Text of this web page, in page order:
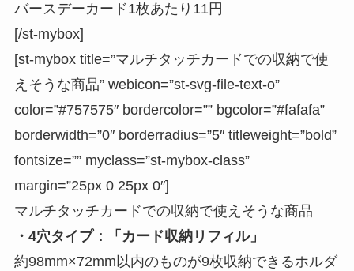
バースデーカード1枚あたり11円
[/st-mybox]
[st-mybox title=”マルチタッチカードでの収納で使
えそうな商品” webicon=”st-svg-file-text-o”
color=”#757575″ bordercolor=”” bgcolor=”#fafafa”
borderwidth=”0″ borderradius=”5″ titleweight=”bold”
fontsize=”” myclass=”st-mybox-class”
margin=”25px 0 25px 0″]
マルチタッチカードでの収納で使えそうな商品
・4穴タイプ：「カード収納リフィル」
約98mm×72mm以内のものが9枚収納できるホルダ